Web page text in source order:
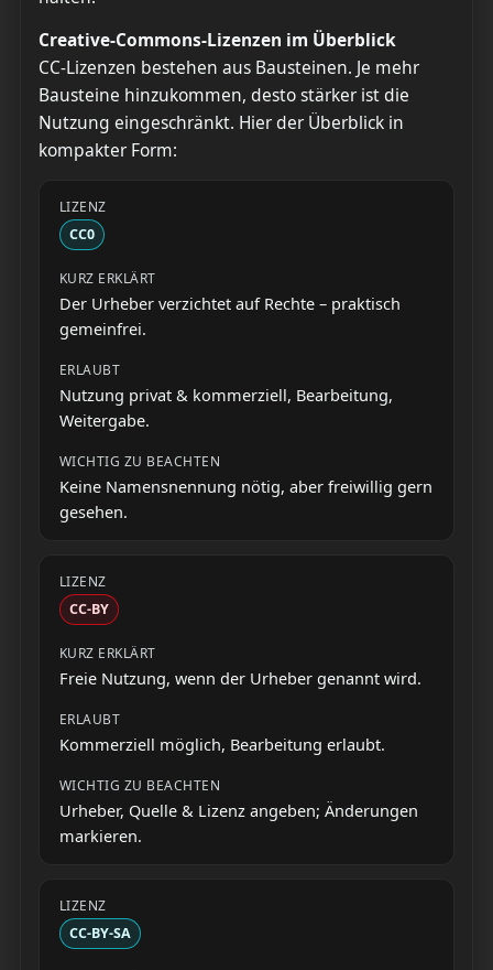
Creative-Commons-Lizenzen im Überblick
CC-Lizenzen bestehen aus Bausteinen. Je mehr
Bausteine hinzukommen, desto stärker ist die
Nutzung eingeschränkt. Hier der Überblick in
kompakter Form:
CC0
Der Urheber verzichtet auf Rechte – praktisch
gemeinfrei.
Nutzung privat & kommerziell, Bearbeitung,
Weitergabe.
Keine Namensnennung nötig, aber freiwillig gern
gesehen.
CC-BY
Freie Nutzung, wenn der Urheber genannt wird.
Kommerziell möglich, Bearbeitung erlaubt.
Urheber, Quelle & Lizenz angeben; Änderungen
markieren.
CC-BY-SA